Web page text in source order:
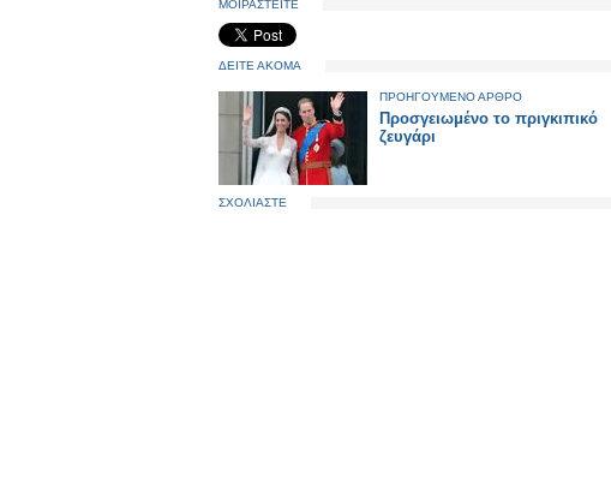
ΜΟΙΡΑΣΤΕΙΤΕ
ΔΕΙΤΕ ΑΚΟΜΑ
ΠΡΟΗΓΟΥΜΕΝΟ ΑΡΘΡΟ
Προσγειωμένο το πριγκιπικό
ζευγάρι
ΣΧΟΛΙΑΣΤΕ